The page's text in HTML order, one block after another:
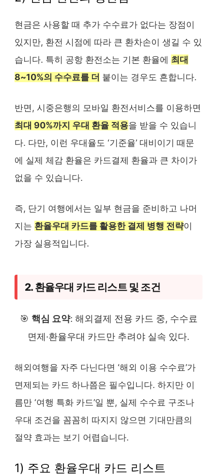
현금은 사용할 때 추가 수수료가 없다는 장점이
있지만, 환전 시점에 따라 큰 환차손이 생길 수 있
습니다. 특히 공항 환전소는 기본 환율에 최대
8~10%의 수수료를 더 붙이는 경우도 흔합니다.
반면, 시중은행의 모바일 환전서비스를 이용하면
최대 90%까지 우대 환율 적용을 받을 수 있습니
다. 다만, 이런 우대율도 ‘기준율’ 대비이기 때문
에 실제 체감 환율은 카드결제 환율과 큰 차이가
없을 수 있습니다.
즉, 단기 여행에서는 일부 현금을 준비하고 나머
지는 환율우대 카드를 활용한 결제 병행 전략이
가장 실용적입니다.
2. 환율우대 카드 리스트 및 조건
🎯 핵심 요약: 해외결제 전용 카드 중, 수수료
면제·환율우대 카드만 추려야 실속 있다.
해외여행을 자주 다닌다면 ‘해외 이용 수수료’가
면제되는 카드 하나쯤은 필수입니다. 하지만 이
름만 ‘여행 특화 카드’일 뿐, 실제 수수료 구조나
우대 조건을 꼼꼼히 따지지 않으면 기대만큼의
절약 효과는 보기 어렵습니다.
1) 주요 환율우대 카드 리스트